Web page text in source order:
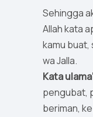
Sehingga
Allah kata
kamu buat,
wa Jalla.
Kata
pengubat,
beriman,